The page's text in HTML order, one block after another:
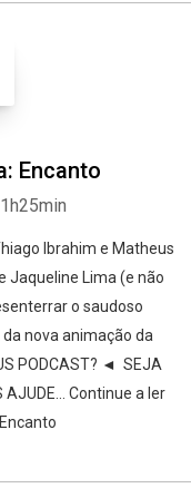
Encanto
Ibrahim e Matheus
Jaqueline Lima (e não
o saudoso
nova animação da
PODCAST? ◄ SEJA
AJUDE… Continue a ler